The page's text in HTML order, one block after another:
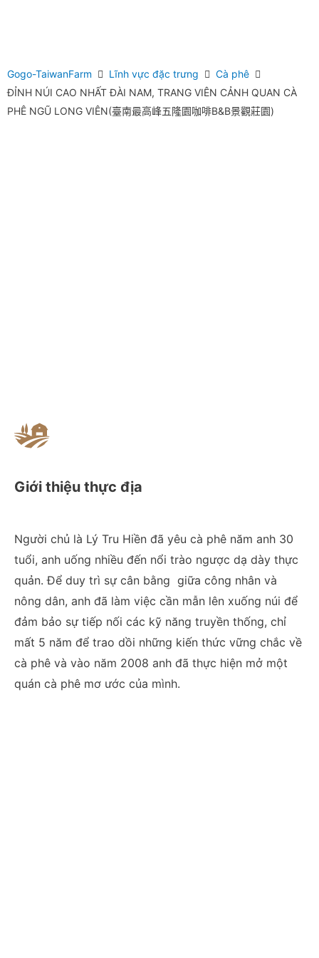
Gogo-TaiwanFarm Lĩnh vực đặc trưng
Cà phê
ĐỈNH NÚI CAO NHẤT ĐÀI NAM, TRANG VIÊN CẢNH QUAN CÀ
PHÊ NGŨ LONG VIÊN(臺南最高峰五隆園咖啡B&B景觀莊園)
Giới thiệu thực địa
Người chủ là Lý Tru Hiền đã yêu cà phê năm anh 30
tuổi, anh uống nhiều đến nổi trào ngược dạ dày thực
quản. Để duy trì sự cân bằng giữa công nhân và
nông dân, anh đã làm việc cần mẫn lên xuống núi để
đảm bảo sự tiếp nối các kỹ năng truyền thống, chỉ
mất 5 năm để trao dồi những kiến thức vững chắc về
cà phê và vào năm 2008 anh đã thực hiện mở một
quán cà phê mơ ước của mình.